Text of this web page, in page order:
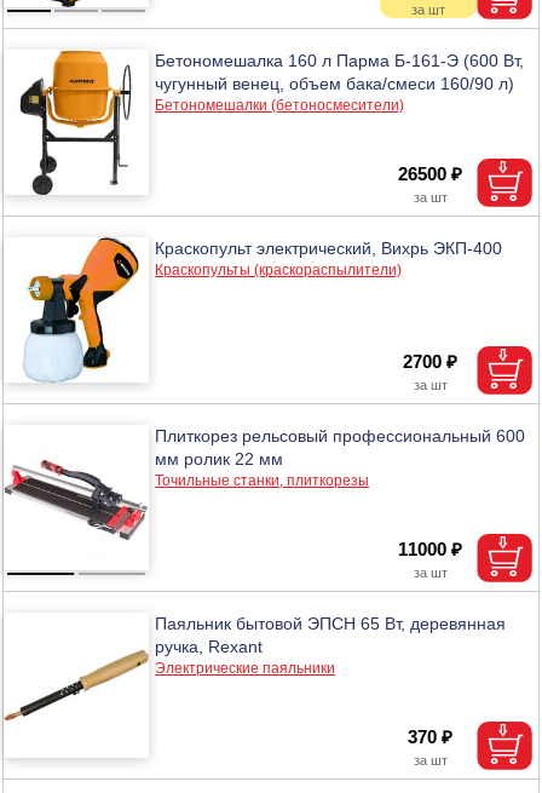
Бетономешалка 160 л Парма Б-161-Э (600 Вт,
чугунный венец, объем бака/смеси 160/90 л)
Бетономешалки (бетоносмесители)
26500 ₽
Краскопульт электрический, Вихрь ЭКП-400
Краскопульты (краскораспылители)
2700 ₽
Плиткорез рельсовый профессиональный 600
мм ролик 22 мм
Точильные станки, плиткорезы
11000 ₽
Паяльник бытовой ЭПСН 65 Вт, деревянная
ручка, Rexant
Электрические паяльники
370 ₽